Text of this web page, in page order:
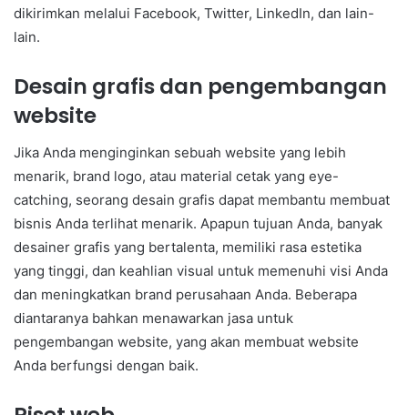
dikirimkan melalui Facebook, Twitter, LinkedIn, dan lain-
lain.
Desain grafis dan pengembangan
website
Jika Anda menginginkan sebuah website yang lebih
menarik, brand logo, atau material cetak yang eye-
catching, seorang desain grafis dapat membantu membuat
bisnis Anda terlihat menarik. Apapun tujuan Anda, banyak
desainer grafis yang bertalenta, memiliki rasa estetika
yang tinggi, dan keahlian visual untuk memenuhi visi Anda
dan meningkatkan brand perusahaan Anda. Beberapa
diantaranya bahkan menawarkan jasa untuk
pengembangan website, yang akan membuat website
Anda berfungsi dengan baik.